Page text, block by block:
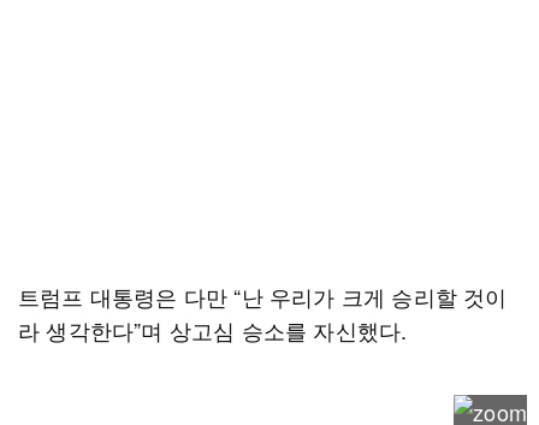
트럼프 대통령은 다만 “난 우리가 크게 승리할 것이
라 생각한다”며 상고심 승소를 자신했다.